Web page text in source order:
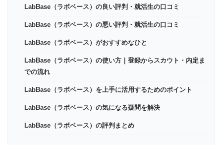
LabBase（ラボベース）の良い評判・就活生の口コミ
LabBase（ラボベース）の悪い評判・就活生の口コミ
LabBase（ラボベース）がおすすめなひと
LabBase（ラボベース）の使い方｜登録からスカウト・内定ま
での流れ
LabBase（ラボベース）を上手に活用するためのポイント
LabBase（ラボベース）の気になる疑問を解決
LabBase（ラボベース）の評判まとめ